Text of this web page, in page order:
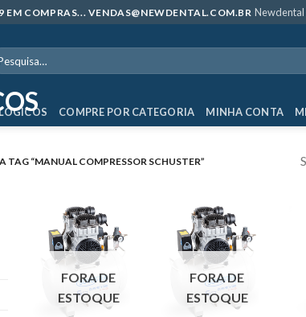
EM COMPRAS... VENDAS@NEWDENTAL.COM.BR Newdental
COMPRE POR CATEGORIA MINHA CONTA
“MANUAL COMPRESSOR SCHUSTER”
FORA DE
ESTOQUE
FORA DE
ESTOQUE